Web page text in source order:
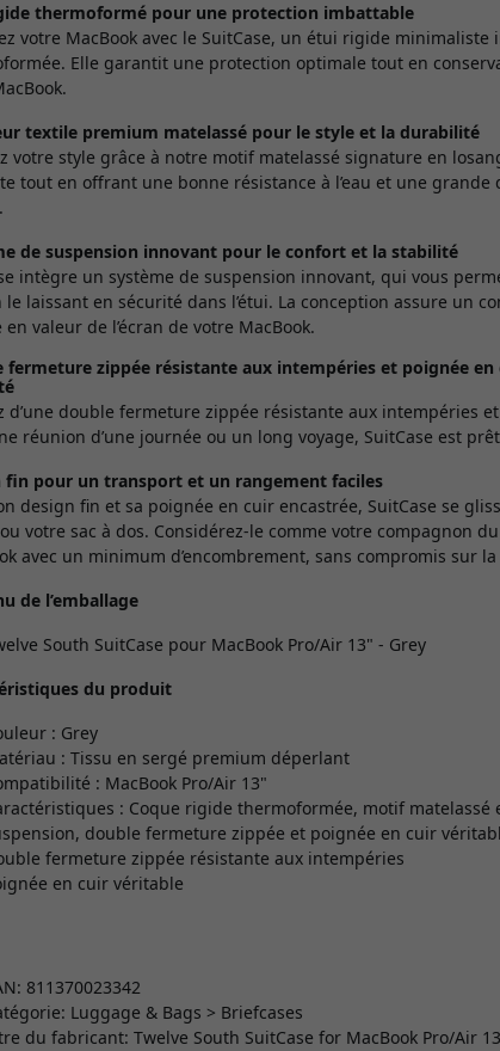
thermoformé pour une protection imbattable
votre MacBook avec le SuitCase, un étui rigide
Elle garantit une protection optimale tout en
textile premium matelassé pour le style et la durabilité
votre style grâce à notre motif matelassé signature en
tout en offrant une bonne résistance à l’eau et une
de suspension innovant pour le confort et la stabilité
intègre un système de suspension innovant, qui vous
le laissant en sécurité dans l’étui. La conception assure un
en valeur de l’écran de votre MacBook.
fermeture zippée résistante aux intempéries et poignée
d’une double fermeture zippée résistante aux intempéries
réunion d’une journée ou un long voyage, SuitCase est
fin pour un transport et un rangement faciles
design fin et sa poignée en cuir encastrée, SuitCase se
votre sac à dos. Considérez-le comme votre compagnon
avec un minimum d’encombrement, sans compromis sur
de l’emballage
South SuitCase pour MacBook Pro/Air 13" - Grey
du produit
: Grey
: Tissu en sergé premium déperlant
: MacBook Pro/Air 13"
: Coque rigide thermoformée, motif matelassé
double fermeture zippée et poignée en cuir
fermeture zippée résistante aux intempéries
en cuir véritable
811370023342
Luggage & Bags > Briefcases
du fabricant: Twelve South SuitCase for MacBook Pro/Air